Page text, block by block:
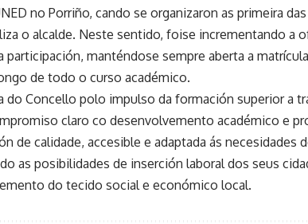
no Porriño, cando se organizaron as primeira
o alcalde. Neste sentido, foise incrementando a
manténdose sempre aberta a
de todo o curso académico.
do Concello polo impulso da formación superior a
claro co desenvolvemento académico e
de calidade, accesible e adaptada ás necesidades
as posibilidades de inserción laboral dos seus
do tecido social e económico local.